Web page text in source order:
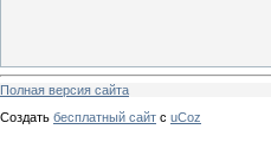
Полная версия сайта
Создать бесплатный сайт с uCoz